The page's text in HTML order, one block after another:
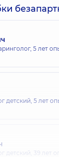
5 лет
детский, 5 лет
детский, 39 лет